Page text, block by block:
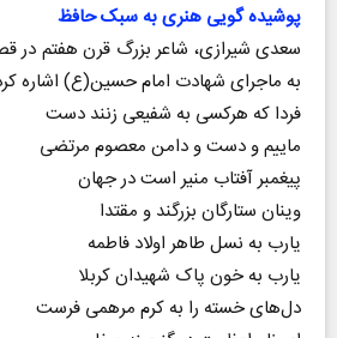
پوشیده گویی هنری به سبک حافظ
سعدی شیرازی، شاعر بزرگ قرن هفتم در
به ماجرای شهادت امام حسین(ع) اشاره
فردا که هرکسی به شفیعی زنند دست
ماییم و دست و دامن معصوم مرتضی
پیغمبر آفتاب منیر است در جهان
وینان ستارگان بزرگند و مقتدا
یارب به نسل طاهر اولاد فاطمه
یارب به خون پاک شهیدان کربلا
دل‌های خسته را به کرم مرهمی فرست